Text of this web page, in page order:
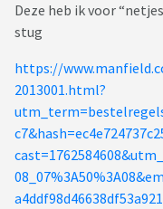
Deze heb ik voor
stug
https://
2013001.html?